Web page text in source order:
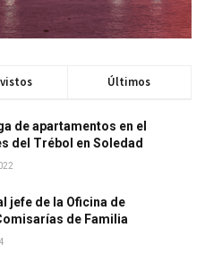
Últimos
de apartamentos en el
del Trébol en Soledad
jefe de la Oficina de
de Familia